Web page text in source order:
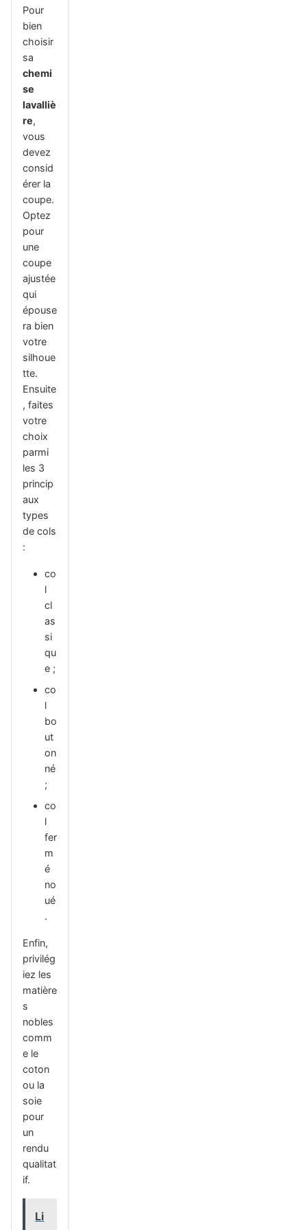
Pour
bien
choisir
sa
chemi
se
lavalliè
re,
vous
devez
consid
érer la
coupe.
Optez
pour
une
coupe
ajustée
qui
épouse
ra bien
votre
silhoue
tte.
Ensuite
, faites
votre
choix
parmi
les 3
princip
aux
types
de cols
:
co
l
cl
as
si
qu
e ;
co
l
bo
ut
on
né
;
co
l
fer
m
é
no
ué
.
Enfin,
privilég
iez les
matière
s
nobles
comm
e le
coton
ou la
soie
pour
un
rendu
qualitat
if.
Li